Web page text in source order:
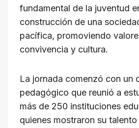
fundamental de la juventud
construcción de una
pacífica, promoviendo
convivencia y cultura.
La jornada comenzó con un
pedagógico que reunió a
más de 250 instituciones
quienes mostraron su